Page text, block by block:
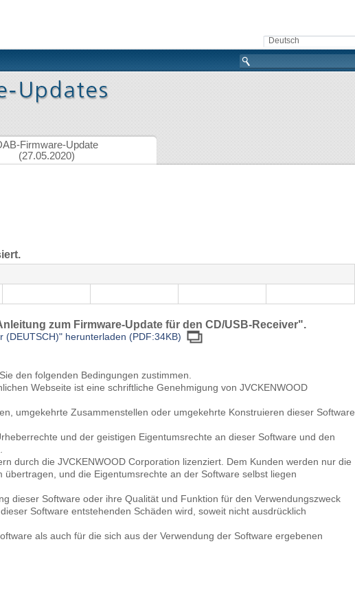
Deutsch
Firmware-Update
(27.05.2020)
zum Firmware-Update für den CD/USB-Receiver".
herunterladen (PDF:34KB)
den folgenden Bedingungen zustimmen.
Webseite ist eine schriftliche Genehmigung von JVCKENWOOD
umgekehrte Zusammenstellen oder umgekehrte Konstruieren dieser Software
und der geistigen Eigentumsrechte an dieser Software und den
durch die JVCKENWOOD Corporation lizenziert. Dem Kunden werden nur die
und die Eigentumsrechte an der Software selbst liegen
dieser Software oder ihre Qualität und Funktion für den Verwendungszweck
Software entstehenden Schäden wird, soweit nicht ausdrücklich
als auch für die sich aus der Verwendung der Software ergebenen